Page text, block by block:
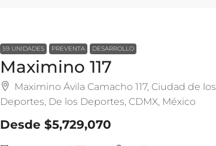
59 UNIDADES PREVENTA DESARROLLO
Maximino 117
Maximino Ávila Camacho 117, Ciudad de los
Deportes, De los Deportes, CDMX, México
Desde $5,729,070